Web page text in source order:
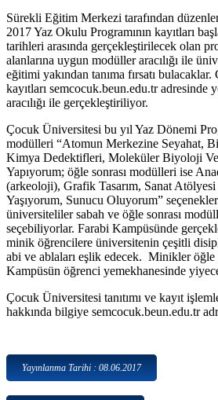
Sürekli Eğitim Merkezi tarafından
2017 Yaz Okulu Programının kayıtları
tarihleri arasında gerçekleştirilecek olan
alanlarına uygun modüller aracılığı ile
eğitimi yakından tanıma fırsatı
kayıtları semcocuk.beun.edu.tr adresinde
aracılığı ile gerçekleştiriliyor.
Çocuk Üniversitesi bu yıl Yaz Dönemi
modülleri “Atomun Merkezine Seyahat,
Kimya Dedektifleri, Moleküler Biyoloji
Yapıyorum; öğle sonrası modülleri ise
(arkeoloji), Grafik Tasarım, Sanat
Yaşıyorum, Sunucu Oluyorum”
üniversiteliler sabah ve öğle sonrası
seçebiliyorlar. Farabi Kampüsünde
minik öğrencilere üniversitenin çeşitli
abi ve ablaları eşlik edecek. Minikler
Kampüsün öğrenci yemekhanesinde
Çocuk Üniversitesi tanıtımı ve kayıt
hakkında bilgiye semcocuk.beun.edu.tr
Yayınlanma Tarihi : 08.06.2017